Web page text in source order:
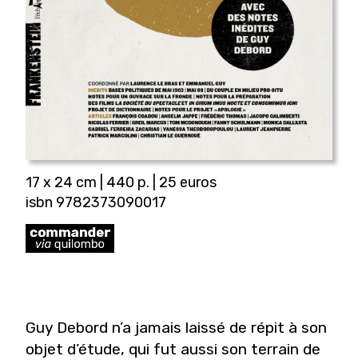
17 x 24 cm | 440 p. | 25 euros
isbn 9782373090017
Guy Debord n’a jamais laissé de répit à son
objet d’étude, qui fut aussi son terrain de